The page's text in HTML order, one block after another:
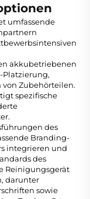
umfassende
akkubetriebenen
Platzierung,
Zubehörteilen.
spezifische
des
Branding-
integrieren und
des
Reinigungsgerät
darunter
sowie